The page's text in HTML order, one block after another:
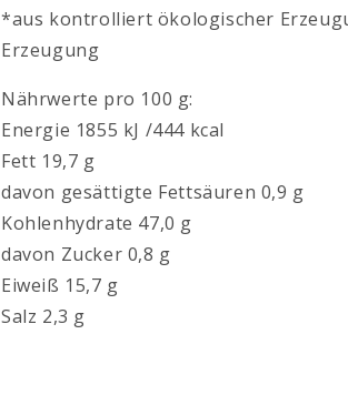
*aus kontrolliert ökologischer
Erzeugung
Nährwerte pro 100 g:
Energie 1855 kJ /444 kcal
Fett 19,7 g
davon gesättigte Fettsäuren 0,9 g
Kohlenhydrate 47,0 g
davon Zucker 0,8 g
Eiweiß 15,7 g
Salz 2,3 g